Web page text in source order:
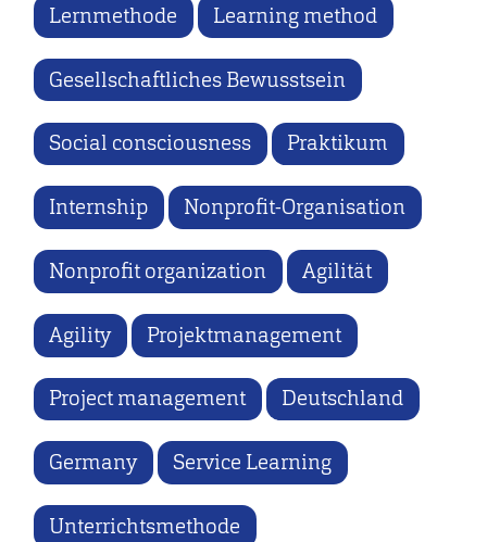
Lernmethode Learning method
Gesellschaftliches Bewusstsein
Social consciousness Praktikum
Internship Nonprofit-Organisation
Nonprofit organization Agilität
Agility Projektmanagement
Project management Deutschland
Germany Service Learning
Unterrichtsmethode